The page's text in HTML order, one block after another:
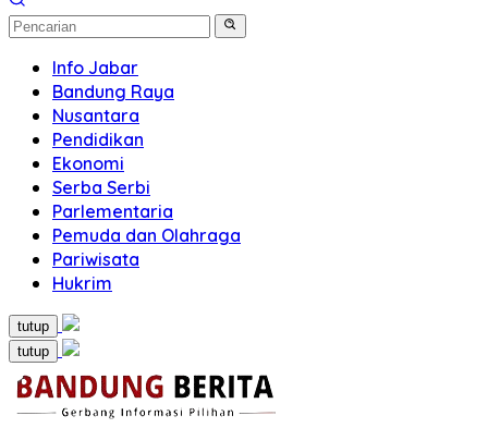
Info Jabar
Bandung Raya
Nusantara
Pendidikan
Ekonomi
Serba Serbi
Parlementaria
Pemuda dan Olahraga
Pariwisata
Hukrim
tutup
tutup